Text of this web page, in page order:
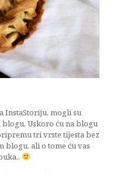
2017
InstaStoriju, mogli su
Uskoro ću na blogu
tri vrste tijesta bez
blogu, ali o tome ću vas